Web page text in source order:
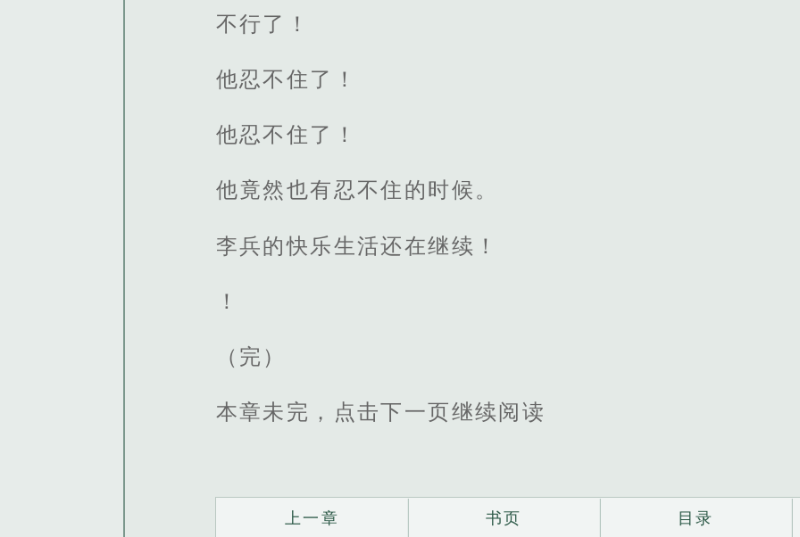
不行了！
他忍不住了！
他忍不住了！
他竟然也有忍不住的时候。
李兵的快乐生活还在继续！
！
（完）
本章未完，点击下一页继续阅读
上一章 书页 目录